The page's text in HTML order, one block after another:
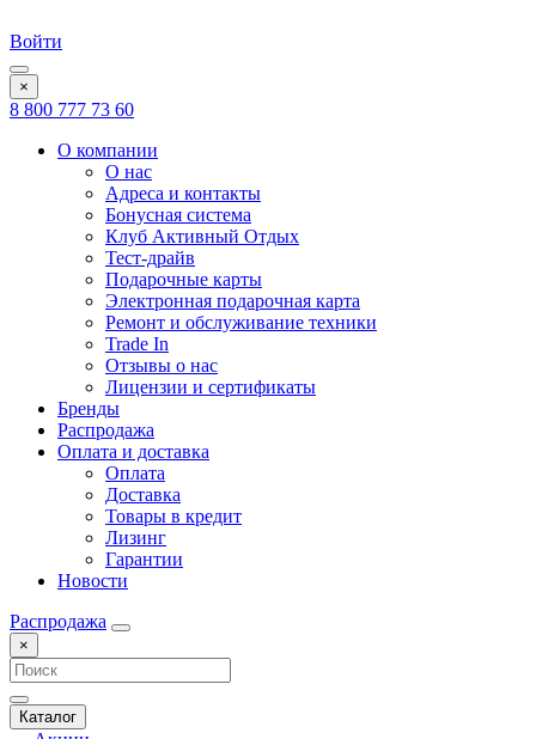
Войти
×
8 800 777 73 60
О компании
О нас
Адреса и контакты
Бонусная система
Клуб Активный Отдых
Тест-драйв
Подарочные карты
Электронная подарочная карта
Ремонт и обслуживание техники
Trade In
Отзывы о нас
Лицензии и сертификаты
Бренды
Распродажа
Оплата и доставка
Оплата
Доставка
Товары в кредит
Лизинг
Гарантии
Новости
Распродажа
×
Каталог